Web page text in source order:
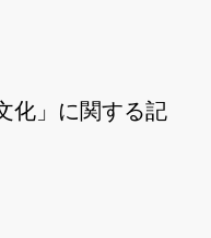
化」に関する記